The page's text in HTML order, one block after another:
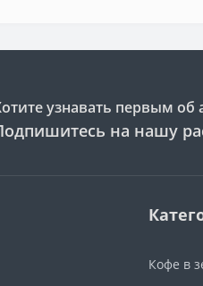
узнавать первым об
на нашу
Кофе в